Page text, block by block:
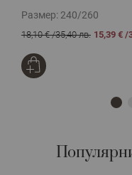
Размер: 240/260
18,10 €/35,40 лв. 15,39 € /